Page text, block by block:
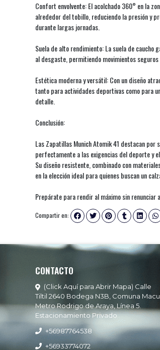
Confort envolvente: El acolchado 360° en la
alrededor del tobillo, reduciendo la presión y
durante largas jornadas.
Suela de alto rendimiento: La suela de
al desgaste, permitiendo movimientos
Estética moderna y versátil: Con un diseño
tanto para actividades deportivas como para
detalle.
Conclusión:
Las Zapatillas Munich Atomik 41 destacan
perfectamente a las exigencias del deporte y
Su diseño resistente, combinado con
en la elección ideal para quienes buscan un
Prepárate para rendir al máximo sin renunciar
Compartir en:
CONTACTO
(Click Aquí para Abrir Mapa) Calle
Tiltil 2640 Bodega N3B, Comuna
Metro Rodrigo de Araya, Línea 5.
Estacionamiento Privado
+56987764538
+56933774072